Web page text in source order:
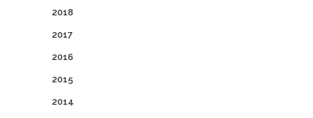
2018
2017
2016
2015
2014